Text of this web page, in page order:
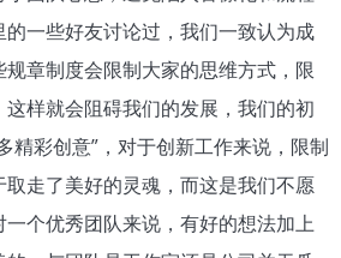
一些好友讨论过，我们一致认为成
章制度会限制大家的思维方式，限
样就会阻碍我们的发展，我们的初
精彩创意”，对于创新工作来说，限制
走了美好的灵魂，而这是我们不愿
个优秀团队来说，有好的想法加上